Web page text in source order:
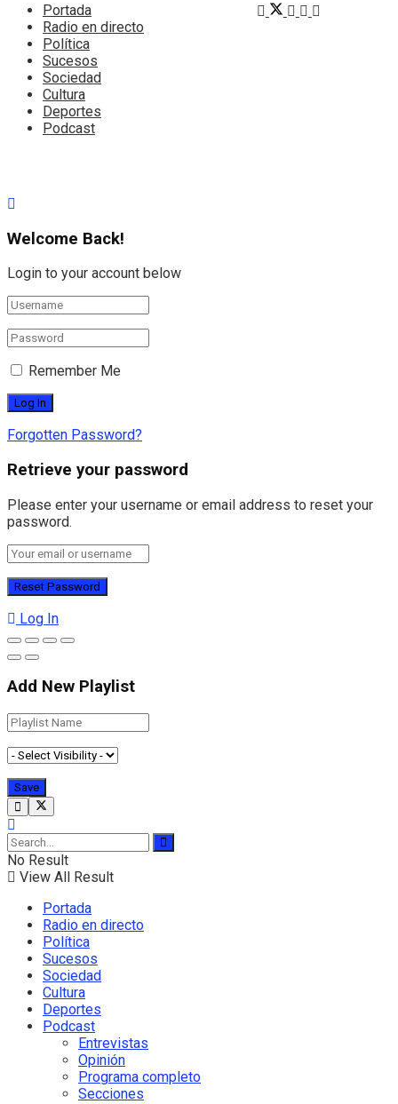
Portada
Radio en directo
Política
Sucesos
Sociedad
Cultura
Deportes
Podcast
Welcome Back!
Login to your account below
Remember Me
Forgotten Password?
Retrieve your password
Please enter your username or email address to reset your
password.
Log In
Add New Playlist
No Result
View All Result
Portada
Radio en directo
Política
Sucesos
Sociedad
Cultura
Deportes
Podcast
Entrevistas
Opinión
Programa completo
Secciones